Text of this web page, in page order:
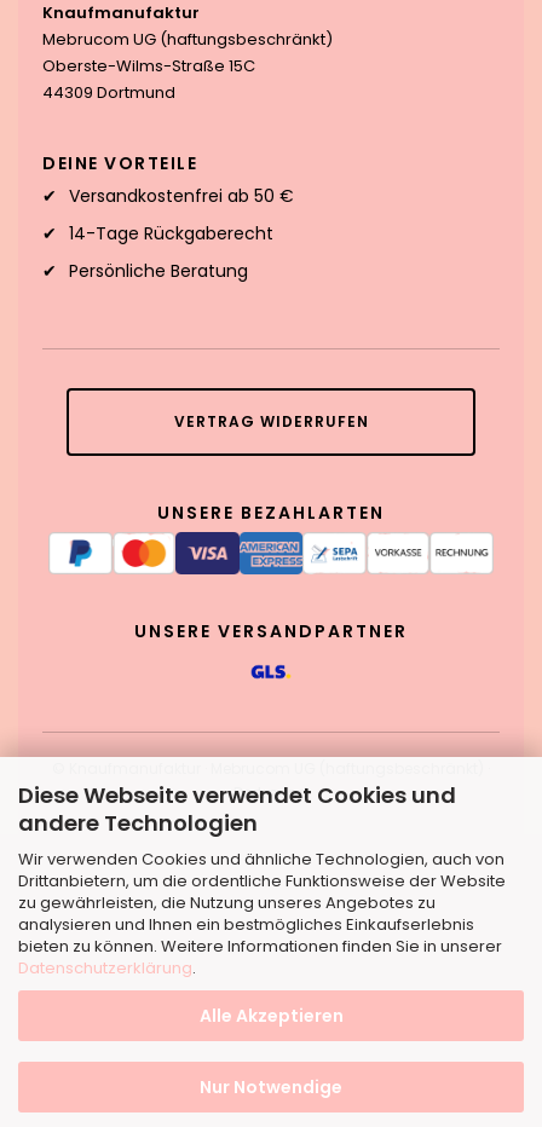
Diese Webseite verwendet Cookies und
andere Technologien
Wir verwenden Cookies und ähnliche Technologien, auch von
Drittanbietern, um die ordentliche Funktionsweise der Website
zu gewährleisten, die Nutzung unseres Angebotes zu
analysieren und Ihnen ein bestmögliches Einkaufserlebnis
bieten zu können. Weitere Informationen finden Sie in unserer
Datenschutzerklärung.
Alle Akzeptieren
Nur Notwendige
Knaufmanufaktur
Mebrucom UG (haftungsbeschränkt)
Oberste-Wilms-Straße 15C
44309 Dortmund
DEINE VORTEILE
Versandkostenfrei ab 50 €
14-Tage Rückgaberecht
Persönliche Beratung
VERTRAG WIDERRUFEN
UNSERE BEZAHLARTEN
UNSERE VERSANDPARTNER
Dortmund